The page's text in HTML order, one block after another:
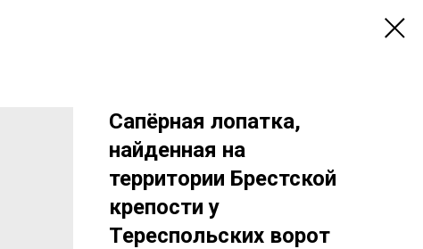
Сапёрная лопатка,
найденная на
территории Брестской
крепости у
Тереспольских ворот